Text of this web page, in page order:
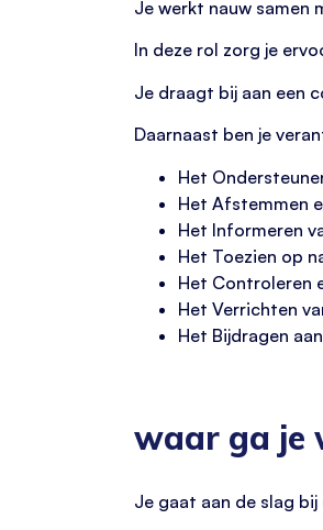
Je werkt nauw samen
In deze rol zorg je
Je draagt bij aan een
Daarnaast ben je
Het
Het Afstemmen
Het Informeren
Het Toezien op
Het Controleren
Het Verrichten
Het Bijdragen
waar ga je
Je gaat aan de slag